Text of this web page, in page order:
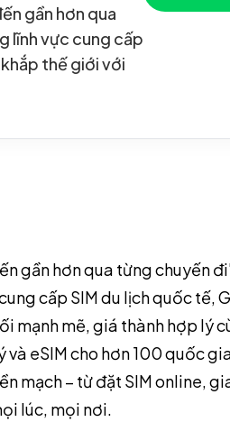
gần hơn qua
lĩnh vực cung cấp
thế giới với
gần hơn qua từng chuyến
cấp SIM du lịch quốc tế,
mạnh mẽ, giá thành hợp lý
và eSIM cho hơn 100 quốc
mạch – từ đặt SIM online,
lúc, mọi nơi.